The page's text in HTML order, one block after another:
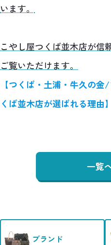
います。
こやし屋つくば並木店が信
ご覧いただけます。
【つくば・土浦・牛久の
くば並木店が選ばれる理由】
一覧
ブランド